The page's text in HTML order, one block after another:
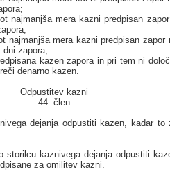
najmanjša mera kazni predpisan
najmanjša mera kazni predpisan zapor
dni zapora;
kazen zapora in pri tem ni
denarno kazen.
Odpustitev kazni
44. člen
dejanja odpustiti kazen, kadar to
storilcu kaznivega dejanja odpustiti
za omilitev kazni.